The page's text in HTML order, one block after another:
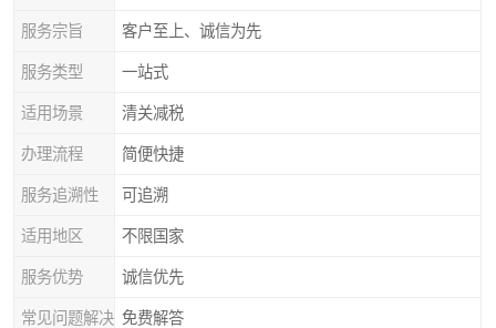
服务宗旨 客户至上、诚信为先
服务类型 一站式
适用场景 清关减税
办理流程 简便快捷
服务追溯性 可追溯
适用地区 不限国家
服务优势 诚信优先
常见问题解决 免费解答